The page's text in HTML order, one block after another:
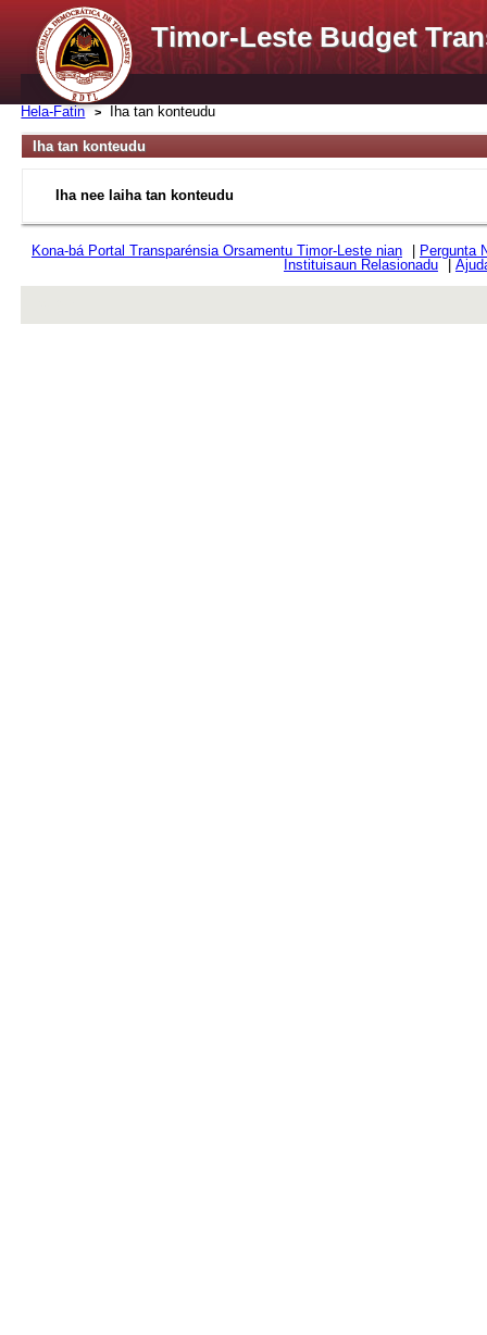
Timor-Leste Budget
Hela-Fatin Iha tan konteudu
Iha tan konteudu
Iha nee laiha tan konteudu
Kona-bá Portal Transparénsia Orsamentu Timor-Leste nian
Pergunta
Instituisaun Relasionadu